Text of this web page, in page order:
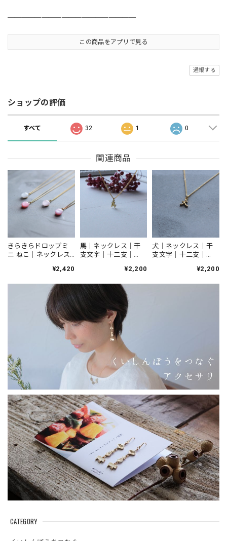
CATEGORY
この商品をアプリで見る
通報する
ショップの評価
すべて 32 1 0
関連商品
きらきらドロップミ
ニ ねこ｜ネックレス
¥2,420
馬｜ネックレス｜干
支文字｜十二支｜
¥2,200
犬｜ネックレス｜干
支文字｜十二支｜
¥2,200